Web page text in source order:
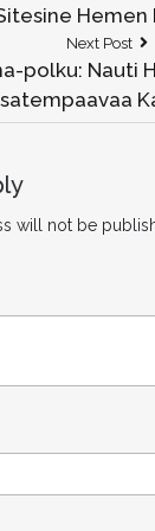
Hemen
Next Post
polku: Nauti
will not be